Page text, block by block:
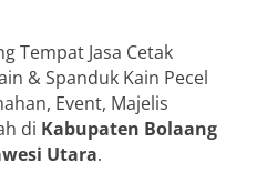
Tempat Jasa Cetak
& Spanduk Kain Pecel
Event, Majelis
di Kabupaten Bolaang
Utara.